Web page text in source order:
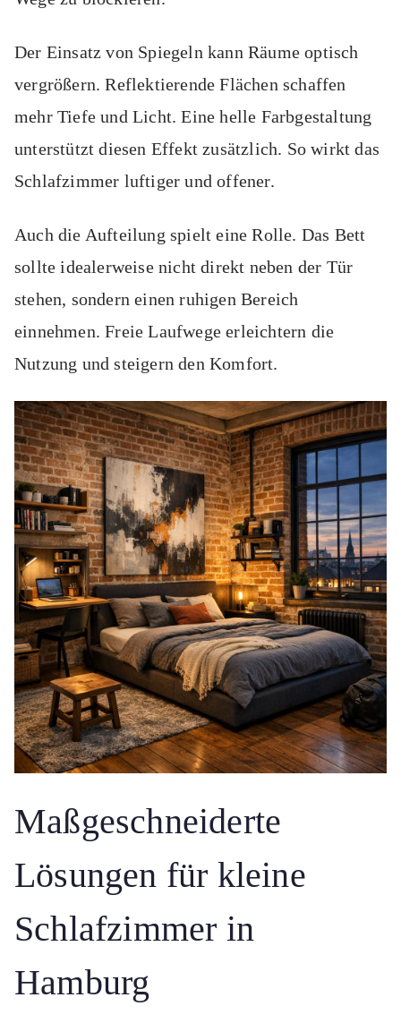
Der Einsatz von Spiegeln kann Räume optisch
vergrößern. Reflektierende Flächen schaffen
mehr Tiefe und Licht. Eine helle Farbgestaltung
unterstützt diesen Effekt zusätzlich. So wirkt das
Schlafzimmer luftiger und offener.
Auch die Aufteilung spielt eine Rolle. Das Bett
sollte idealerweise nicht direkt neben der Tür
stehen, sondern einen ruhigen Bereich
einnehmen. Freie Laufwege erleichtern die
Nutzung und steigern den Komfort.
Maßgeschneiderte
Lösungen für kleine
Schlafzimmer in
Hamburg